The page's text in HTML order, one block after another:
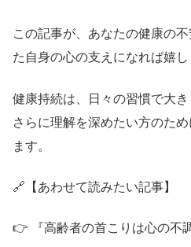
この記事が、あなたの健康の
た自身の心の支えになれば嬉し
健康持続は、日々の習慣で大き
さらに理解を深めたい方のた
ます。
🔗【あわせて読みたい記事】
👉 『高齢者の首こりは心の不